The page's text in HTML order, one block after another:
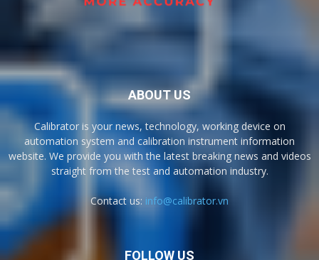
ABOUT US
Calibrator is your news, technology, working device on
automation system and calibration instrument information
website. We provide you with the latest breaking news and videos
straight from the test and automation industry.
Contact us: info@calibrator.vn
FOLLOW US